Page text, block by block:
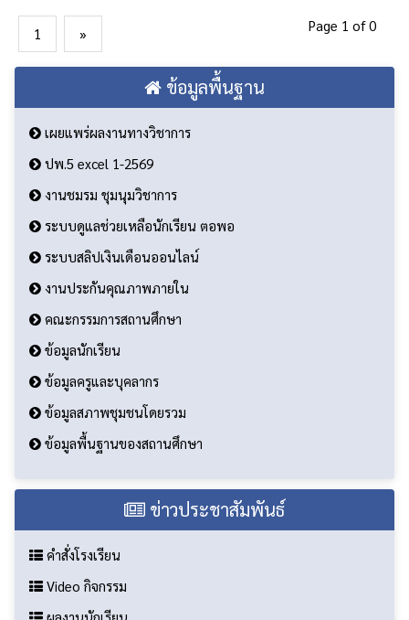
1 » Page 1 of 0
ข้อมูลพื้นฐาน
เผยแพร่ผลงานทางวิชาการ
ปพ.5 excel 1-2569
งานชมรม ชุมนุมวิชาการ
ระบบดูแลช่วยเหลือนักเรียน ตอพอ
ระบบสลิปเงินเดือนออนไลน์
งานประกันคุณภาพภายใน
คณะกรรมการสถานศึกษา
ข้อมูลนักเรียน
ข้อมูลครูและบุคลากร
ข้อมูลสภาพชุมชนโดยรวม
ข้อมูลพื้นฐานของสถานศึกษา
ข่าวประชาสัมพันธ์
คำสั่งโรงเรียน
Video กิจกรรม